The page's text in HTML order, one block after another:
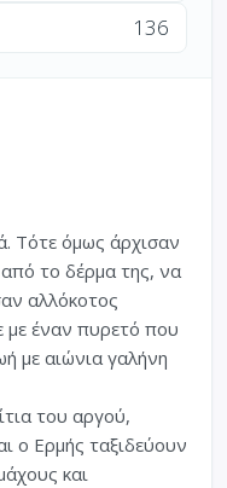
136
Τότε όμως άρχισαν
το δέρμα της, να
αλλόκοτος
με έναν πυρετό που
με αιώνια γαλήνη
του αργού,
ο Ερμής ταξιδεύουν
και